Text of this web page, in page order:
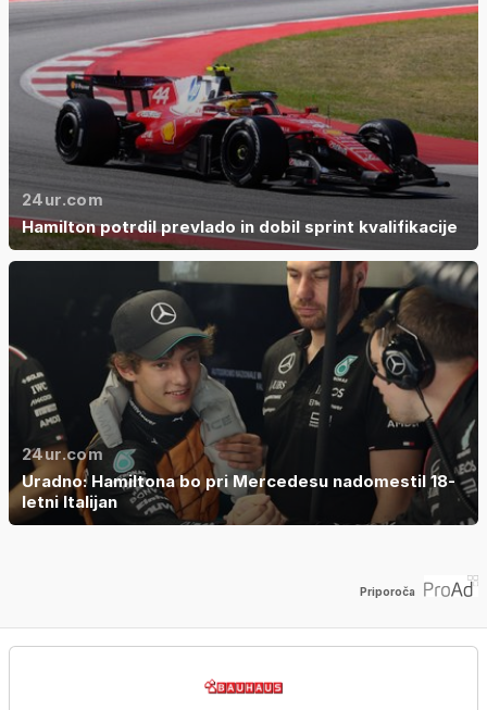
24ur.com
Hamilton potrdil prevlado in dobil sprint kvalifikacije
24ur.com
Uradno: Hamiltona bo pri Mercedesu nadomestil 18-
letni Italijan
Priporoča